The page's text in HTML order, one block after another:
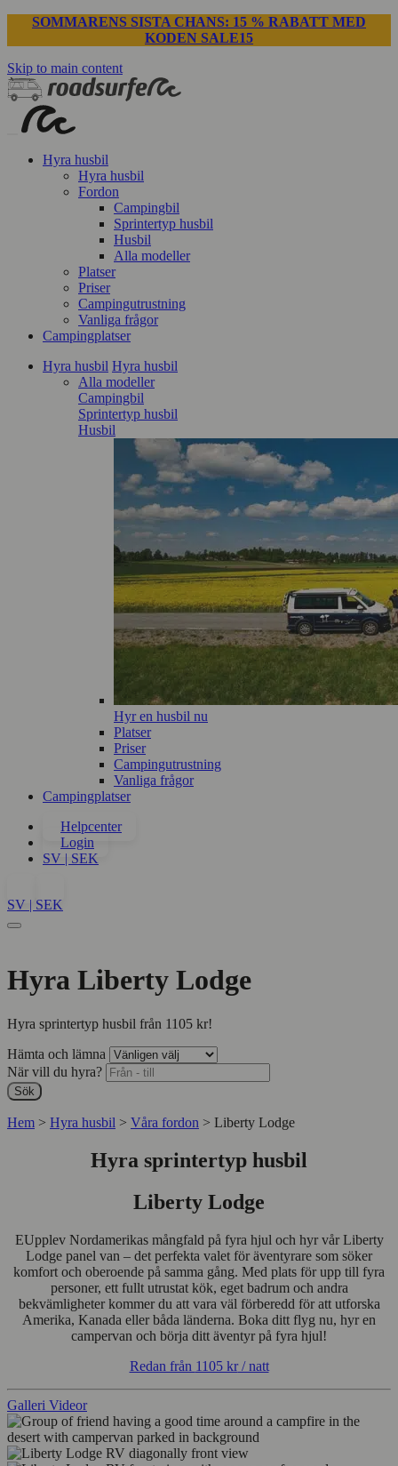
SOMMARENS SISTA CHANS: 15 % RABATT MED
KODEN SALE15
Skip to main content
Hyra husbil
Hyra husbil
Fordon
Campingbil
Sprintertyp husbil
Husbil
Alla modeller
Platser
Priser
Campingutrustning
Vanliga frågor
Campingplatser
Hyra husbil Hyra husbil
Alla modeller
Campingbil
Sprintertyp husbil
Husbil
Hyr en husbil nu
Platser
Priser
Campingutrustning
Vanliga frågor
Campingplatser
Helpcenter
Login
SV | SEK
SV | SEK
Hyra Liberty Lodge
Hyra sprintertyp husbil från 1105 kr!
Hämta och lämna
När vill du hyra?
Sök
Hem > Hyra husbil > Våra fordon > Liberty Lodge
Hyra sprintertyp husbil
Liberty Lodge
EUpplev Nordamerikas mångfald på fyra hjul och hyr vår Liberty
Lodge panel van – det perfekta valet för äventyrare som söker
komfort och oberoende på samma gång. Med plats för upp till fyra
personer, ett fullt utrustat kök, eget badrum och andra
bekvämligheter kommer du att vara väl förberedd för att utforska
Amerika, Kanada eller båda länderna. Boka ditt flyg nu, hyr en
campervan och börja ditt äventyr på fyra hjul!
Redan från 1105 kr/ natt
Galleri Videor